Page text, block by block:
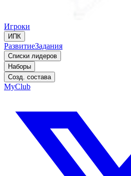
Игроки
ИПК
РазвитиеЗадания
Списки лидеров
Наборы
Созд. состава
MyClub